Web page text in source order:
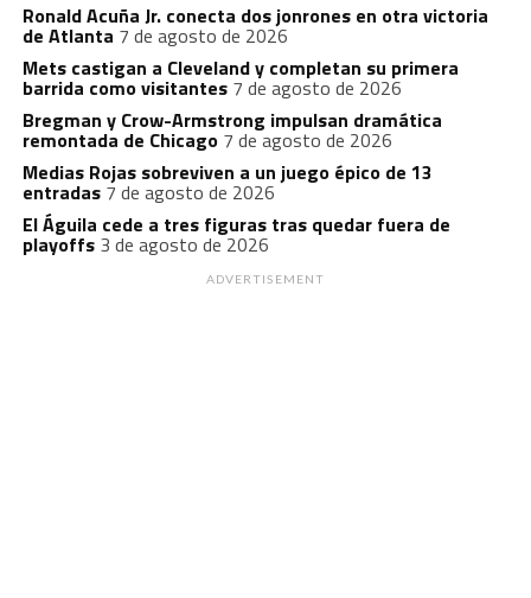
Ronald Acuña Jr. conecta dos jonrones en otra victoria
de Atlanta 7 de agosto de 2026
Mets castigan a Cleveland y completan su primera
barrida como visitantes 7 de agosto de 2026
Bregman y Crow-Armstrong impulsan dramática
remontada de Chicago 7 de agosto de 2026
Medias Rojas sobreviven a un juego épico de 13
entradas 7 de agosto de 2026
El Águila cede a tres figuras tras quedar fuera de
playoffs 3 de agosto de 2026
ADVERTISEMENT